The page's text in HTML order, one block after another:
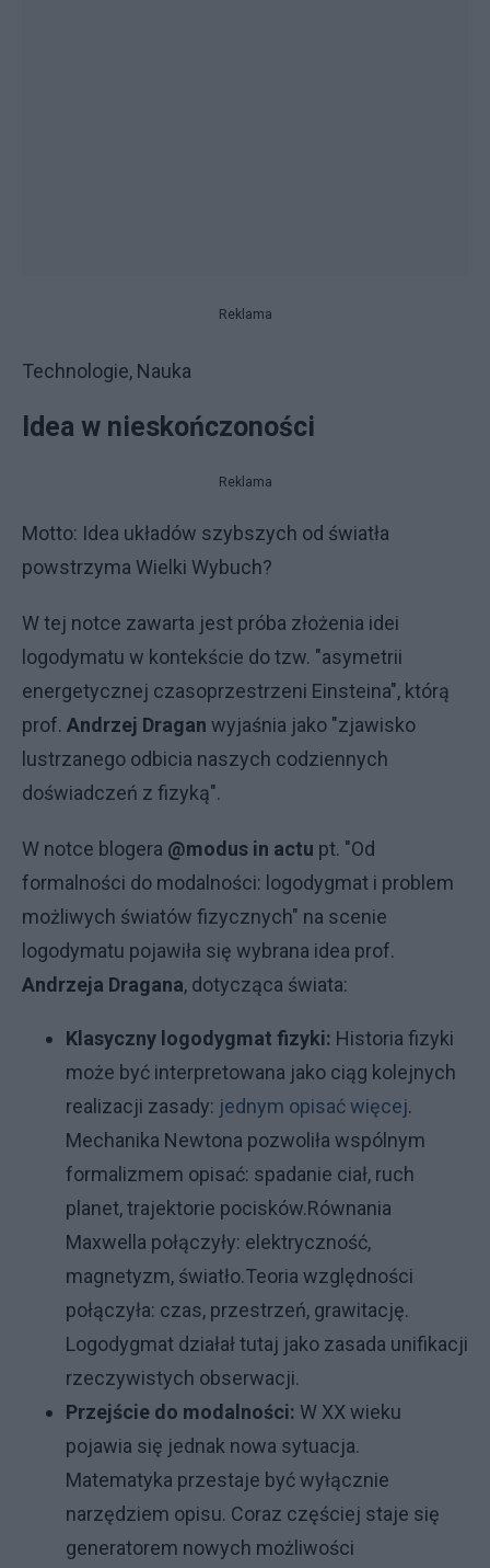
Reklama
Technologie, Nauka
Idea w nieskończoności
Reklama
Motto: Idea układów szybszych od światła
powstrzyma Wielki Wybuch?
W tej notce zawarta jest próba złożenia idei
logodymatu w kontekście do tzw. "asymetrii
energetycznej czasoprzestrzeni Einsteina", którą
prof. Andrzej Dragan wyjaśnia jako "zjawisko
lustrzanego odbicia naszych codziennych
doświadczeń z fizyką".
W notce blogera @modus in actu pt. "Od
formalności do modalności: logodygmat i problem
możliwych światów fizycznych" na scenie
logodymatu pojawiła się wybrana idea prof.
Andrzeja Dragana, dotycząca świata:
Klasyczny logodygmat fizyki: Historia fizyki
może być interpretowana jako ciąg kolejnych
realizacji zasady: jednym opisać więcej.
Mechanika Newtona pozwoliła wspólnym
formalizmem opisać: spadanie ciał, ruch
planet, trajektorie pocisków.Równania
Maxwella połączyły: elektryczność,
magnetyzm, światło.Teoria względności
połączyła: czas, przestrzeń, grawitację.
Logodygmat działał tutaj jako zasada unifikacji
rzeczywistych obserwacji.
Przejście do modalności: W XX wieku
pojawia się jednak nowa sytuacja.
Matematyka przestaje być wyłącznie
narzędziem opisu. Coraz częściej staje się
generatorem nowych możliwości